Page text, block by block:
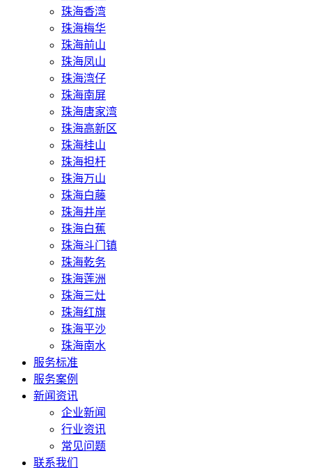
珠海香湾
珠海梅华
珠海前山
珠海凤山
珠海湾仔
珠海南屏
珠海唐家湾
珠海高新区
珠海桂山
珠海担杆
珠海万山
珠海白藤
珠海井岸
珠海白蕉
珠海斗门镇
珠海乾务
珠海莲洲
珠海三灶
珠海红旗
珠海平沙
珠海南水
服务标准
服务案例
新闻资讯
企业新闻
行业资讯
常见问题
联系我们